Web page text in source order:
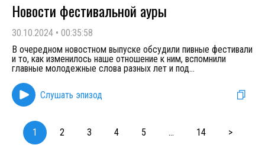
Новости фестивальной ауры
30.10.2024 • 00:35:58
В очередном новостном выпуске обсудили пивные фестивали
и то, как изменилось наше отношение к ним, вспомнили
главные молодежные слова разных лет и под...
Слушать эпизод
1 2 3 4 5 ... 14 >